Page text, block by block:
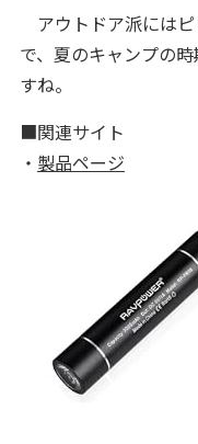
アウトドア派には
で、夏のキャンプの
すね。
■関連サイト
・ 製品ページ